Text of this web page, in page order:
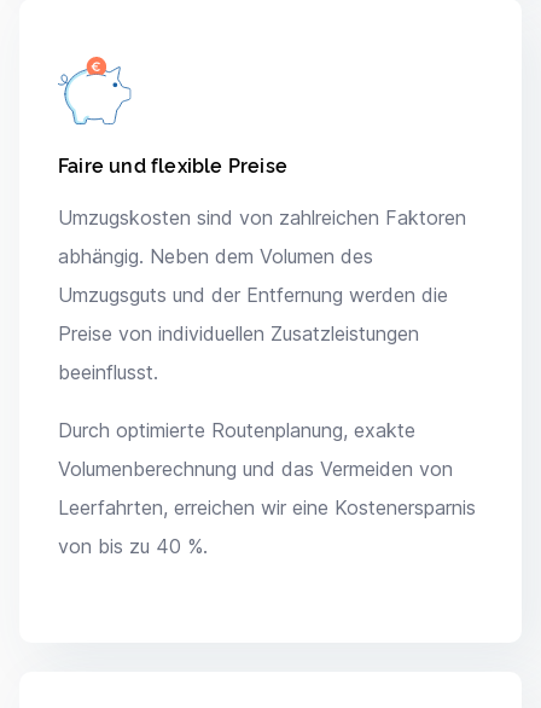
Faire und flexible Preise
Umzugskosten sind von zahlreichen Faktoren
abhängig. Neben dem Volumen des
Umzugsguts und der Entfernung werden die
Preise von individuellen Zusatzleistungen
beeinflusst.
Durch optimierte Routenplanung, exakte
Volumenberechnung und das Vermeiden von
Leerfahrten, erreichen wir eine Kostenersparnis
von bis zu 40 %.